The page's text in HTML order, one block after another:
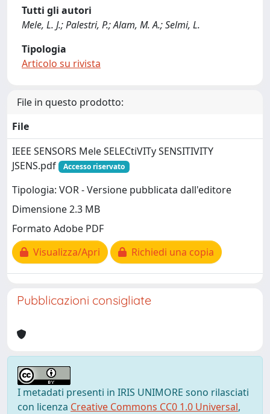
Tutti gli autori
Mele, L. J.; Palestri, P.; Alam, M. A.; Selmi, L.
Tipologia
Articolo su rivista
File in questo prodotto:
File
IEEE SENSORS Mele SELECtiVITy SENSITIVITY
JSENS.pdf
Accesso riservato
Tipologia: VOR - Versione pubblicata dall'editore
Dimensione 2.3 MB
Formato Adobe PDF
Visualizza/Apri
Richiedi una copia
Pubblicazioni consigliate
I metadati presenti in IRIS UNIMORE sono rilasciati
con licenza Creative Commons CC0 1.0 Universal,